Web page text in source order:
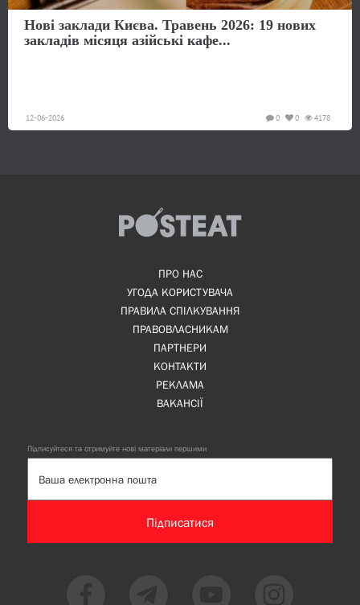
Нові заклади Києва. Травень 2026: 19 нових
закладів місяця азійські кафе...
12-06-2026 4178
0
0
ПРО НАС
УГОДА КОРИСТУВАЧА
ПРАВИЛА СПІЛКУВАННЯ
ПРАВОВЛАСНИКАМ
ПАРТНЕРИ
КОНТАКТИ
РЕКЛАМА
ВАКАНСІЇ
Підписуйтеся та отримуйте нові матеріали першими
Підписатися